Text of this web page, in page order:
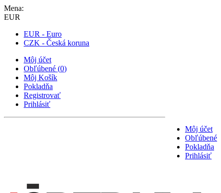
Mena:
EUR
EUR - Euro
CZK - Česká koruna
Môj účet
Obľúbené (0)
Môj Košík
Pokladňa
Registrovať
Prihlásiť
Môj účet
Obľúbené
Pokladňa
Prihlásiť